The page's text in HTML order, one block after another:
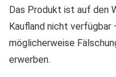
Das Produkt ist auf den
Kaufland nicht verfügbar
möglicherweise
erwerben.